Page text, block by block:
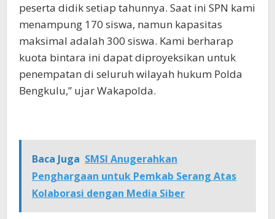
peserta didik setiap tahunnya. Saat ini SPN kami
menampung 170 siswa, namun kapasitas
maksimal adalah 300 siswa. Kami berharap
kuota bintara ini dapat diproyeksikan untuk
penempatan di seluruh wilayah hukum Polda
Bengkulu,” ujar Wakapolda.
Baca Juga SMSI Anugerahkan
Penghargaan untuk Pemkab Serang Atas
Kolaborasi dengan Media Siber